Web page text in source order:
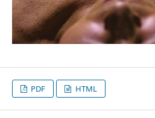
PDF HTML